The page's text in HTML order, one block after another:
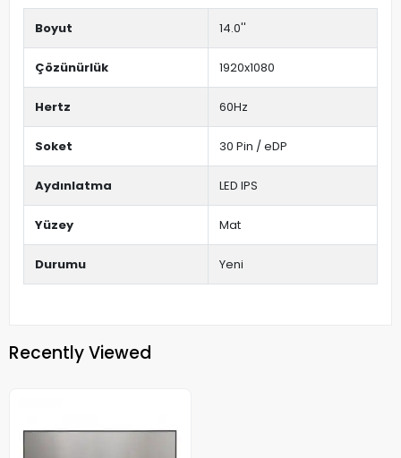
Boyut 14.0''
Çözünürlük 1920x1080
Hertz 60Hz
Soket 30 Pin / eDP
Aydınlatma LED IPS
Yüzey Mat
Durumu Yeni
Recently Viewed